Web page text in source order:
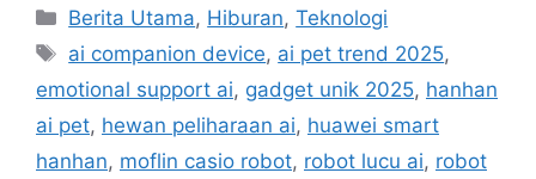
C
a
e
g
o
Berita Utama, Hiburan,Teknologi
T
a
s
ai companion device, ai pet trend 2025,
emotional support ai, gadget unik 2025, hanhan
ai pet, hewan peliharaan ai, huawei smart
hanhan, moflin casio robot, robot lucu ai, robot